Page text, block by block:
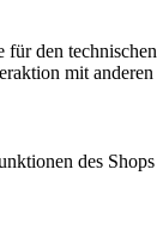
für den
mit
des